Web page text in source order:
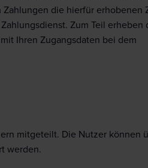
die hierfür erhobenen
Zum Teil erheben
Ihren Zugangsdaten bei dem
mitgeteilt. Die Nutzer können
werden.